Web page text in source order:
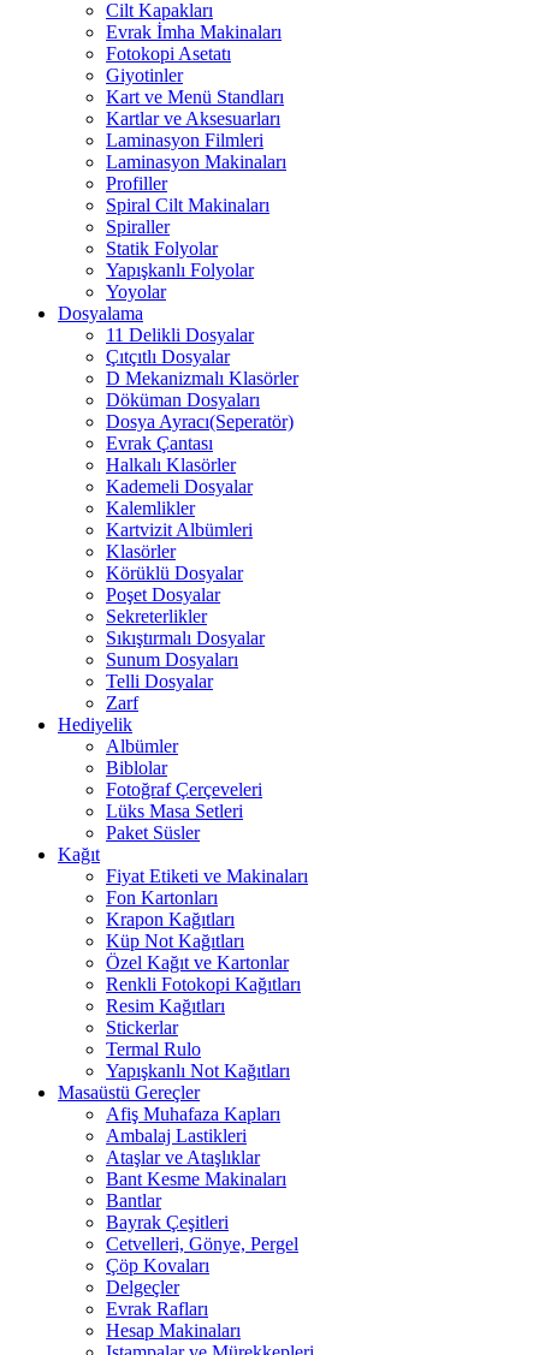
Cilt Kapakları
Evrak İmha Makinaları
Fotokopi Asetatı
Giyotinler
Kart ve Menü Standları
Kartlar ve Aksesuarları
Laminasyon Filmleri
Laminasyon Makinaları
Profiller
Spiral Cilt Makinaları
Spiraller
Statik Folyolar
Yapışkanlı Folyolar
Yoyolar
Dosyalama
11 Delikli Dosyalar
Çıtçıtlı Dosyalar
D Mekanizmalı Klasörler
Döküman Dosyaları
Dosya Ayracı(Seperatör)
Evrak Çantası
Halkalı Klasörler
Kademeli Dosyalar
Kalemlikler
Kartvizit Albümleri
Klasörler
Körüklü Dosyalar
Poşet Dosyalar
Sekreterlikler
Sıkıştırmalı Dosyalar
Sunum Dosyaları
Telli Dosyalar
Zarf
Hediyelik
Albümler
Biblolar
Fotoğraf Çerçeveleri
Lüks Masa Setleri
Paket Süsler
Kağıt
Fiyat Etiketi ve Makinaları
Fon Kartonları
Krapon Kağıtları
Küp Not Kağıtları
Özel Kağıt ve Kartonlar
Renkli Fotokopi Kağıtları
Resim Kağıtları
Stickerlar
Termal Rulo
Yapışkanlı Not Kağıtları
Masaüstü Gereçler
Afiş Muhafaza Kapları
Ambalaj Lastikleri
Ataşlar ve Ataşlıklar
Bant Kesme Makinaları
Bantlar
Bayrak Çeşitleri
Cetvelleri, Gönye, Pergel
Çöp Kovaları
Delgeçler
Evrak Rafları
Hesap Makinaları